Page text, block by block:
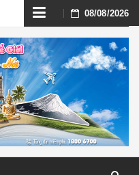
Skip
to
content
08/08/2026